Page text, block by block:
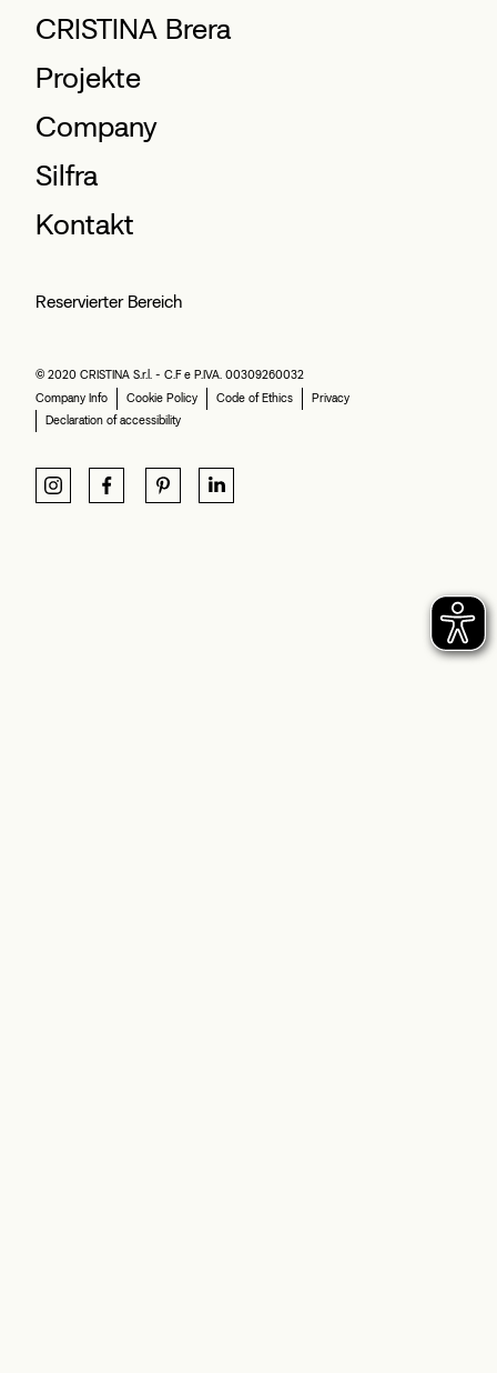
CRISTINA Brera
Projekte
Company
Silfra
Kontakt
Reservierter Bereich
© 2020 CRISTINA S.r.l. - C.F e P.IVA. 00309260032
Company Info
Cookie Policy Code of Ethics
Privacy
Declaration of accessibility